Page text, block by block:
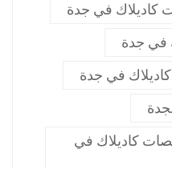
كاديلاك في جدة
في جدة
في جدة
كاديلاك في